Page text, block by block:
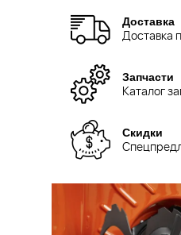
Доставка
Доставка
Запчасти
Каталог
Скидки